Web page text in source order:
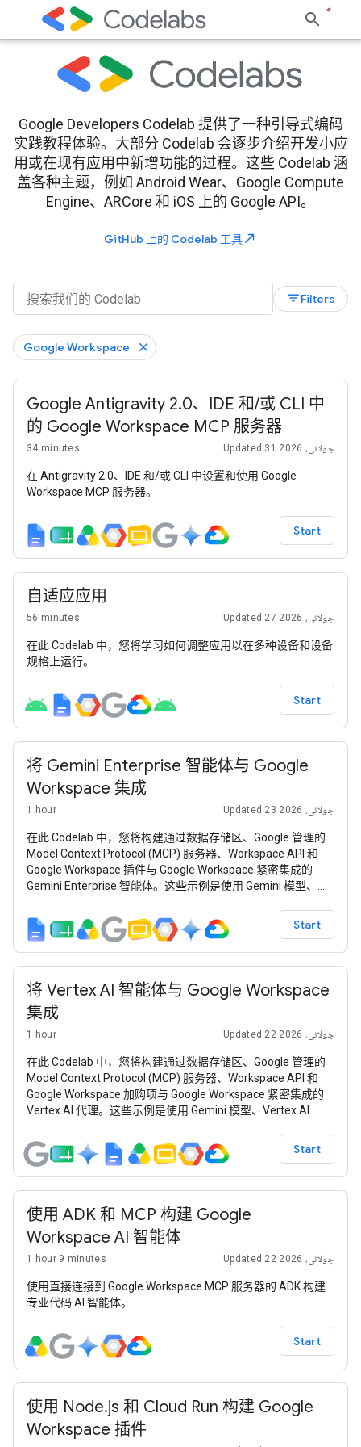
Google Developers Codelab 提供了一种引导式编码
实践教程体验。大部分 Codelab 会逐步介绍开发小应
用或在现有应用中新增功能的过程。这些 Codelab 涵
盖各种主题，例如 Android Wear、Google Compute
Engine、ARCore 和 iOS 上的 Google API。
GitHub 上的 Codelab 工具north_east
filter_listFilters
Google Workspace
Google Antigravity 2.0、IDE 和/或 CLI 中
的 Google Workspace MCP 服务器
34 minutes Updated 31 جولائی، 2026
在 Antigravity 2.0、IDE 和/或 CLI 中设置和使用 Google
Workspace MCP 服务器。
Start
自适应应用
56 minutes Updated 27 جولائی، 2026
在此 Codelab 中，您将学习如何调整应用以在多种设备和设备
规格上运行。
Start
将 Gemini Enterprise 智能体与 Google
Workspace 集成
1 hour Updated 23 جولائی، 2026
在此 Codelab 中，您将构建通过数据存储区、Google 管理的
Model Context Protocol (MCP) 服务器、Workspace API 和
Google Workspace 插件与 Google Workspace 紧密集成的
Gemini Enterprise 智能体。这些示例是使用 Gemini 模型、
智能体开发套件 (ADK) 和 Google Cloud 构建的。
Start
将 Vertex AI 智能体与 Google Workspace
集成
1 hour Updated 22 جولائی، 2026
在此 Codelab 中，您将构建通过数据存储区、Google 管理的
Model Context Protocol (MCP) 服务器、Workspace API 和
Google Workspace 加购项与 Google Workspace 紧密集成的
Vertex AI 代理。这些示例是使用 Gemini 模型、Vertex AI
Cloud 构建的。
Start
使用 ADK 和 MCP 构建 Google
Workspace AI 智能体
1 hour 9 minutes Updated 22 جولائی، 2026
使用直接连接到 Google Workspace MCP 服务器的 ADK 构建
专业代码 AI 智能体。
Start
使用 Node.js 和 Cloud Run 构建 Google
Workspace 插件